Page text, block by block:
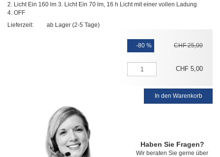
2. Licht Ein 160 lm 3. Licht Ein 70 lm, 16 h Licht mit einer vollen Ladung
4. OFF
Lieferzeit:
ab Lager (2-5 Tage)
-80 % CHF 25,00
CHF 5,00
In den Warenkorb
Haben Sie Fragen?
Wir beraten Sie gerne über